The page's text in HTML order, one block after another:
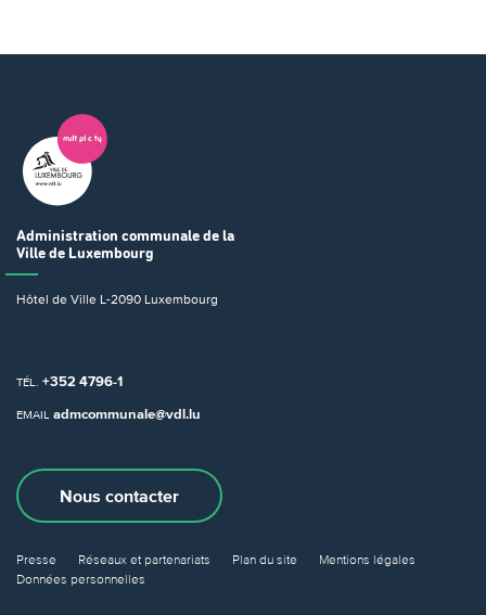
Administration communale de la
Ville de Luxembourg
Hôtel de Ville L-2090 Luxembourg
TÉL. +352 4796-1
EMAIL admcommunale@vdl.lu
Nous contacter
Presse Réseaux et partenariats Plan du site
Mentions légales
Données personnelles